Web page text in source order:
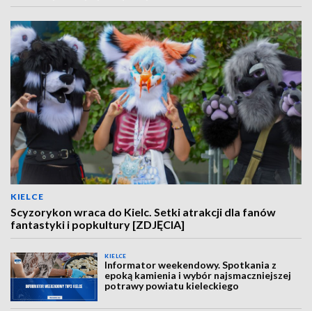
KIELCE
Scyzorykon wraca do Kielc. Setki atrakcji dla fanów
fantastyki i popkultury [ZDJĘCIA]
KIELCE
Informator weekendowy. Spotkania z
epoką kamienia i wybór najsmaczniejszej
potrawy powiatu kieleckiego